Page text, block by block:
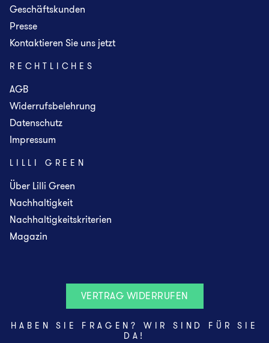
Geschäftskunden
Presse
Kontaktieren Sie uns jetzt
RECHTLICHES
AGB
Widerrufsbelehrung
Datenschutz
Impressum
LILLI GREEN
Über Lilli Green
Nachhaltigkeit
Nachhaltigkeitskriterien
Magazin
VERTRAG WIDERRUFEN
HABEN SIE FRAGEN? WIR SIND FÜR SIE
DA!